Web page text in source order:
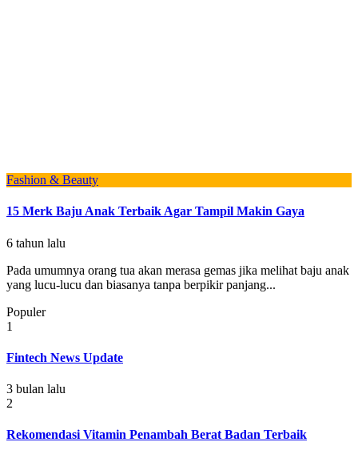
Fashion & Beauty
15 Merk Baju Anak Terbaik Agar Tampil Makin Gaya
6 tahun lalu
Pada umumnya orang tua akan merasa gemas jika melihat baju anak
yang lucu-lucu dan biasanya tanpa berpikir panjang...
Populer
1
Fintech News Update
3 bulan lalu
2
Rekomendasi Vitamin Penambah Berat Badan Terbaik